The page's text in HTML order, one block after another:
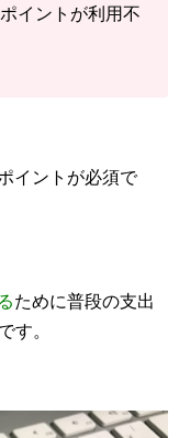
イントが利用不
イントが必須で
ために普段の支出
す。